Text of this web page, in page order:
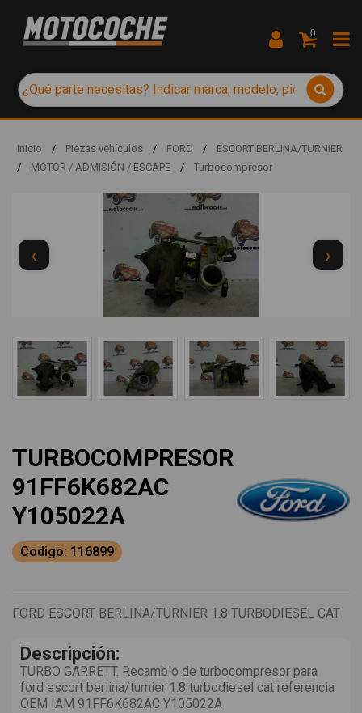
0
Inicio / Piezas vehículos / FORD /
ESCORT BERLINA/TURNIER
/
MOTOR / ADMISIÓN / ESCAPE / Turbocompresor
‹ ›
TURBOCOMPRESOR
91FF6K682AC
Y105022A
Codigo: 116899
FORD ESCORT BERLINA/TURNIER 1.8 TURBODIESEL CAT
Descripción:
TURBO GARRETT. Recambio de turbocompresor para
ford escort berlina/turnier 1.8 turbodiesel cat referencia
OEM IAM 91FF6K682AC Y105022A